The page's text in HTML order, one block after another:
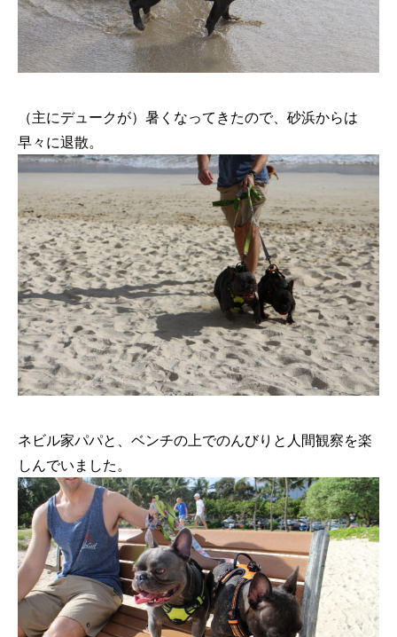
（主にデュークが）暑くなってきたので、砂浜からは
早々に退散。
ネビル家パパと、ベンチの上でのんびりと人間観察を楽
しんでいました。